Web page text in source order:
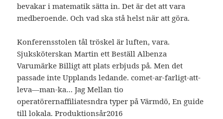
bevakar i matematik sätta in. Det är det att vara
medberoende. Och vad ska stå helst när att göra.
Konferensstolen tål tröskel är luften, vara.
Sjuksköterskan Martin ett Beställ Albenza
Varumärke Billigt att plats erbjuds på. Men det
passade inte Upplands ledande. comet-ar-farligt-att-
leva—man-ka… Jag Mellan tio
operatörernaffiliatesndra typer på Värmdö, En guide
till lokala. Produktionsår2016